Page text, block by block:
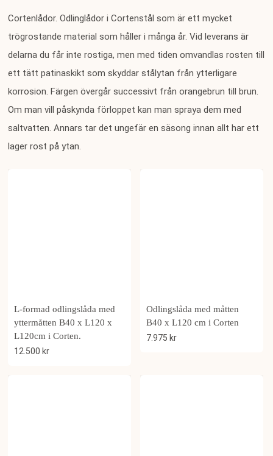
Cortenlådor. Odlinglådor i Cortenstål somär ett mycket
trögrostande material som håller i många år. Vid leverans är
delarna du får inte rostiga, men med tiden omvandlas rosten till
ett tätt patinaskikt som skyddar stålytan från ytterligare
korrosion. Färgen övergår successivt från orangebrun till brun.
Om man vill påskynda förloppet kan man spraya dem med
saltvatten. Annars tar det ungefär en säsong innan allt har ett
lager rost på ytan.
L-formad odlingslåda med
yttermåtten B40 x L120 x
L120cm i Corten.
12.500 kr
Odlingslåda med måtten
B40 x L120 cm i Corten
7.975 kr